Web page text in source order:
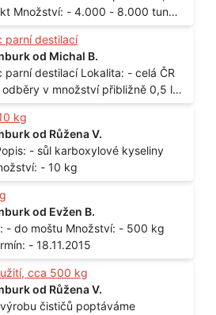
tun
parní destilací
od Michal B.
Lokalita: - celá ČR
v množství přibližně 0,5 l
kg
od Růžena V.
- Praha 10 Množství: - 10 kg
od Evžen B.
Lokalita: - Praha 10 Termín: - 18.11.2015
cca 500 kg
od Růžena V.